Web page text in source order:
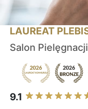
LAUREAT
Salon
9.1